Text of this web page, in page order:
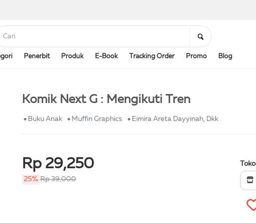
Penerbit Produk E-Book Tracking Order Promo Blog
Komik Next G : Mengikuti Tren
Buku Anak Muffin Graphics Eimira Areta Dayyinah, Dkk
Rp 29,250
25% Rp 39,000
Toko